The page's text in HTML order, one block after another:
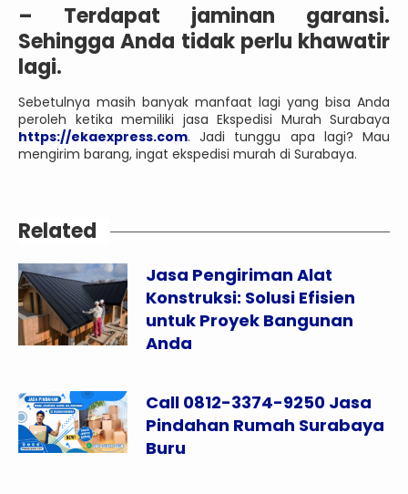
– Terdapat jaminan garansi.
Sehingga Anda tidak perlu khawatir
lagi.
Sebetulnya masih banyak manfaat lagi yang bisa Anda
peroleh ketika memiliki jasa Ekspedisi Murah Surabaya
https://ekaexpress.com. Jadi tunggu apa lagi? Mau
mengirim barang, ingat ekspedisi murah di Surabaya.
Related
Jasa Pengiriman Alat
Konstruksi: Solusi Efisien
untuk Proyek Bangunan
Anda
Call 0812-3374-9250 Jasa
Pindahan Rumah Surabaya
Buru